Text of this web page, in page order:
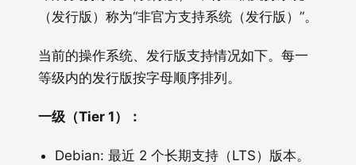
（发行版）称为“非官方支持系统（发行版）”。
当前的操作系统、发行版支持情况如下。每一
等级内的发行版按字母顺序排列。
一级（Tier 1）：
Debian: 最近 2 个长期支持（LTS）版本。